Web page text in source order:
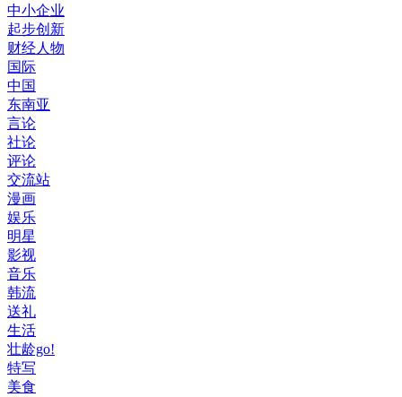
中小企业
起步创新
财经人物
国际
中国
东南亚
言论
社论
评论
交流站
漫画
娱乐
明星
影视
音乐
韩流
送礼
生活
壮龄go!
特写
美食